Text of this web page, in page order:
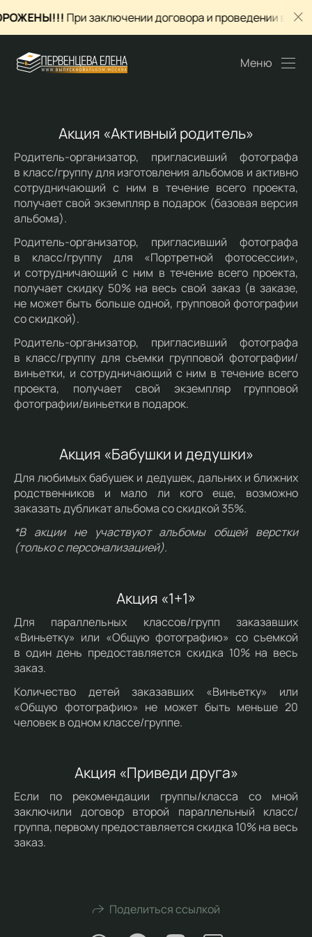
При заключении договора и проведении всех
Меню
Акция «Активный родитель»
Родитель-организатор, пригласивший фотографа
в класс/группу для изготовления альбомов и активно
сотрудничающий с ним в течение всего проекта,
получает свой экземпляр в подарок (базовая версия
альбома).
Родитель-организатор, пригласивший фотографа
в класс/группу для «Портретной фотосессии»,
и сотрудничающий с ним в течение всего проекта,
получает скидку 50% на весь свой заказ (в заказе,
не может быть больше одной, групповой фотографии
со скидкой).
Родитель-организатор, пригласивший фотографа
в класс/группу для съемки групповой фотографии/
виньетки, и сотрудничающий с ним в течение всего
проекта, получает свой экземпляр групповой
фотографии/виньетки в подарок.
Акция «Бабушки и дедушки»
Для любимых бабушек и дедушек, дальних и ближних
родственников и мало ли кого еще, возможно
заказать дубликат альбома со скидкой 35%.
*В акции не участвуют альбомы общей верстки
(только с персонализацией).
Акция «1+1»
Для параллельных классов/групп заказавших
«Виньетку» или «Общую фотографию» со съемкой
в один день предоставляется скидка 10% на весь
заказ.
Количество детей заказавших «Виньетку» или
«Общую фотографию» не может быть меньше 20
человек в одном классе/группе.
Акция «Приведи друга»
Если по рекомендации группы/класса со мной
заключили договор второй параллельный класс/
группа, первому предоставляется скидка 10% на весь
заказ.
Поделиться ссылкой